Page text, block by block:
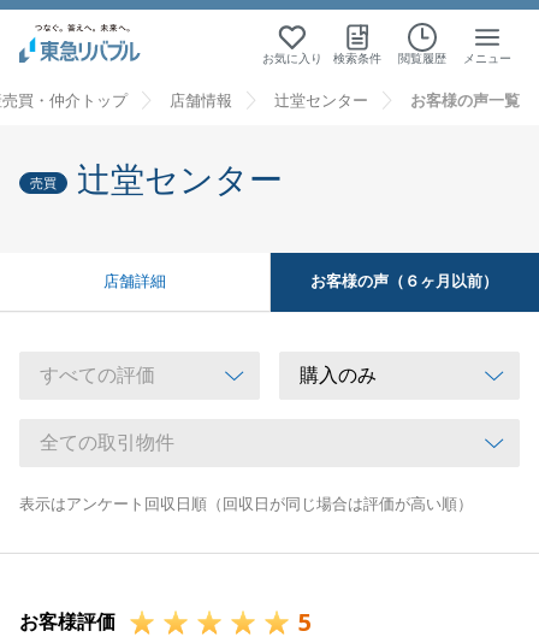
お気に入り 検索条件 閲覧履歴 メニュー
買・仲介トップ 店舗情報 辻堂センター お客様の声一覧
売買 辻堂センター
店舗詳細 お客様の声（６ヶ月以前）
表示はアンケート回収日順（回収日が同じ場合は評価が高い順）
お客様評価 5